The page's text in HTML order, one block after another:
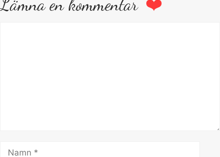
Lämna en kommentar
Namn